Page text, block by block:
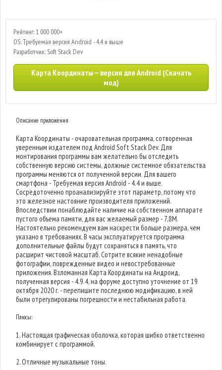
Рейтинг: 1 000 000+
OS: Требуемая версия Android - 4.4 и выше
Разработчик: Soft Stack Dev
Карта Координаты — версия для Android (Скачать
мод)
Описание приложения
Карта Координаты - очаровательная программа, сотворенная
уверенным издателем под Android Soft Stack Dev. Для
монтирования программы вам желательно бы отследить
собственную версию системы, должные системное обязательства
программы меняются от полученной версии. Для вашего
смартфона - Требуемая версия Android - 4.4 и выше.
Сосредоточенно проанализируйте этот параметр, потому что
это железное настояние производителя приложений.
Впоследствии понаблюдайте наличие на собственном аппарате
пустого объема памяти, для вас желаемый размер - 7,8M.
Настоятельно рекомендуем вам наскрести больше размера, чем
указано в требованиях. В часы эксплуатируется программа
дополнительные файлы будут сохраняться в память, что
расширит чистовой масштаб. Сотрите всякие ненадобные
фотографии, поврежденные видео и невостребованные
приложения. Взломанная Карта Координаты на Андроид,
полученная версия - 4.9.4, на форуме доступно уточнение от 19
октября 2020 г. - перепишите последнюю модификацию, в ней
были отрегулированы погрешности и нестабильная работа.
Плюсы:
1. Настоящая графическая оболочка, которая шибко ответственно
комбинирует с программой.
2. Отличные музыкальные тоны.